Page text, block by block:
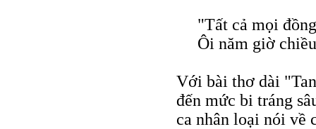
"Tất cả mọi
Ôi năm giờ
Với bài thơ dài
đến mức bi tráng
ca nhân loại nói về